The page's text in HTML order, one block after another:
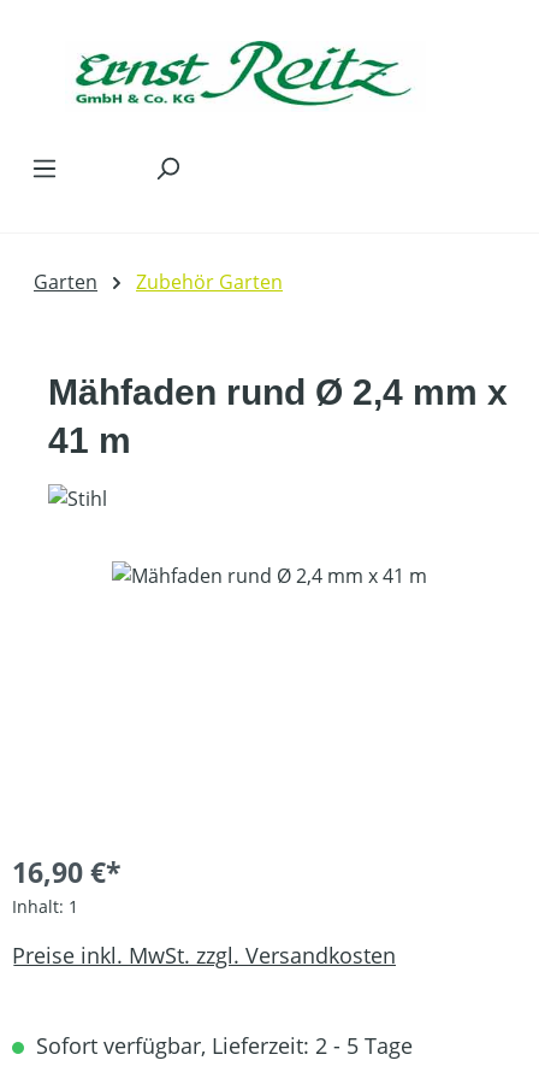
Garten Zubehör Garten
Mähfaden rund Ø 2,4 mm x
41 m
Bildergalerie überspringen
16,90 €*
Inhalt: 1
Preise inkl. MwSt. zzgl. Versandkosten
Sofort verfügbar, Lieferzeit: 2 - 5 Tage